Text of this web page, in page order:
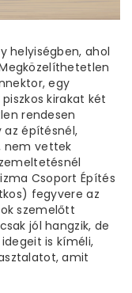
helyiségben, ahol
egy
kirakat két
rendesen
az építésnél,
nem vettek
Csoport Építés
fegyvere az
szemelőtt
jól hangzik, de
is kíméli,
amit